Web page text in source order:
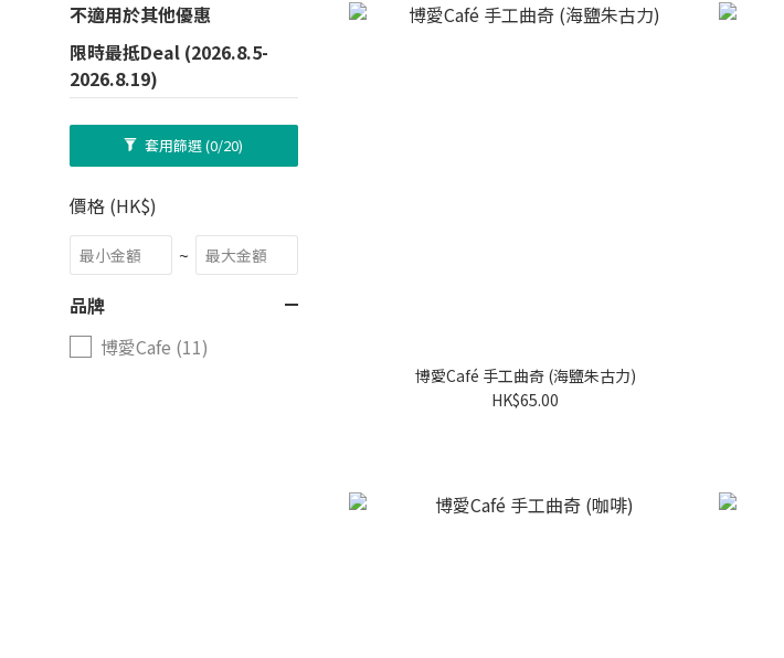
不適用於其他優惠
限時最抵Deal (2026.8.5-
2026.8.19)
套用篩選(0/20)
價格 (HK$)
~
品牌
博愛Cafe (11)
博愛Café 手工曲奇 (海鹽朱古力)
HK$65.00